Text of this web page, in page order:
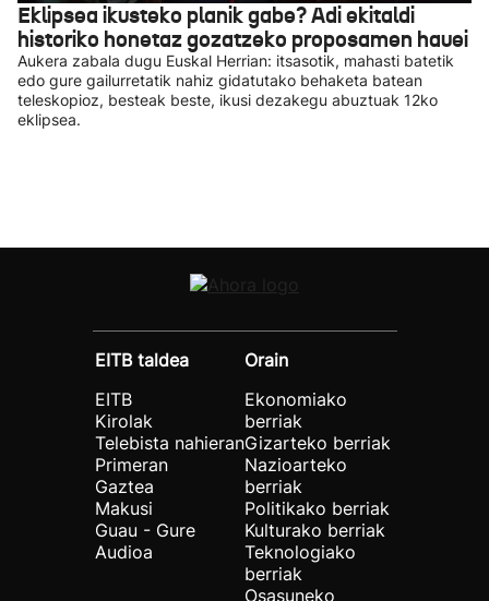
Eklipsea ikusteko planik gabe? Adi ekitaldi
historiko honetaz gozatzeko proposamen hauei
Aukera zabala dugu Euskal Herrian: itsasotik, mahasti batetik
edo gure gailurretatik nahiz gidatutako behaketa batean
teleskopioz, besteak beste, ikusi dezakegu abuztuak 12ko
eklipsea.
EITB taldea
EITB
Kirolak
Telebista nahieran
Primeran
Gaztea
Makusi
Guau - Gure
Audioa
Orain
Ekonomiako
berriak
Gizarteko berriak
Nazioarteko
berriak
Politikako berriak
Kulturako berriak
Teknologiako
berriak
Osasuneko